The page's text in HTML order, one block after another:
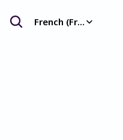
French (France)